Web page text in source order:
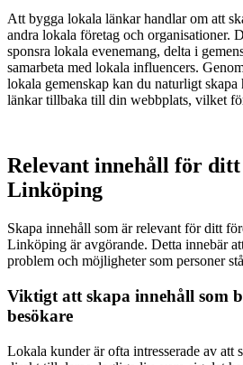
Att bygga lokala länkar handlar om att
andra lokala företag och organisationer.
sponsra lokala evenemang, delta i
samarbeta med lokala influencers.
lokala gemenskap kan du naturligt
länkar tillbaka till din webbplats, vilket
Relevant innehåll för
Linköping
Skapa innehåll som är relevant för ditt
Linköping är avgörande. Detta innebär
problem och möjligheter som personer
Viktigt att skapa innehåll som
besökare
Lokala kunder är ofta intresserade av att